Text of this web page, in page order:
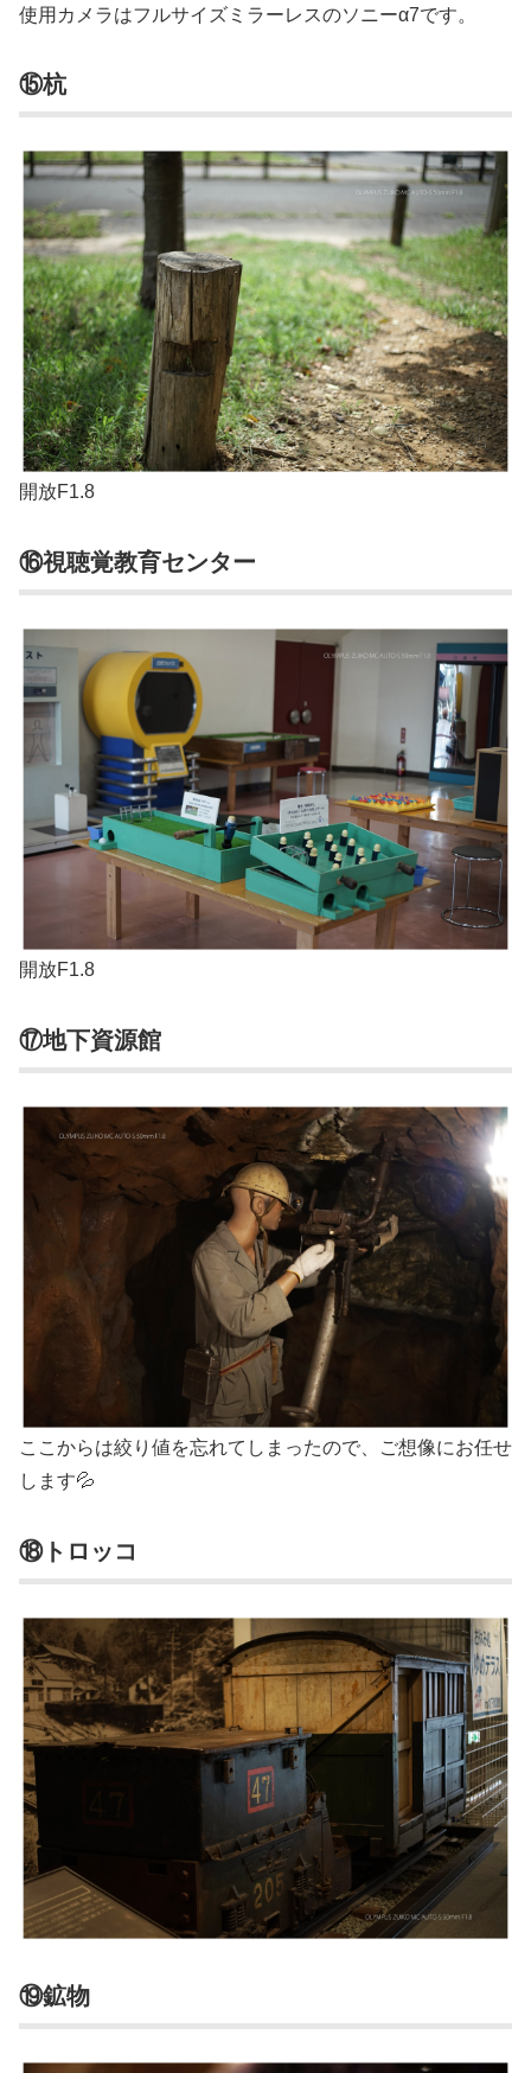
使用カメラはフルサイズミラーレスのソニーα7です。
⑮杭
開放F1.8
⑯視聴覚教育センター
開放F1.8
⑰地下資源館
ここからは絞り値を忘れてしまったので、ご想像にお任せ
します💦
⑱トロッコ
⑲鉱物